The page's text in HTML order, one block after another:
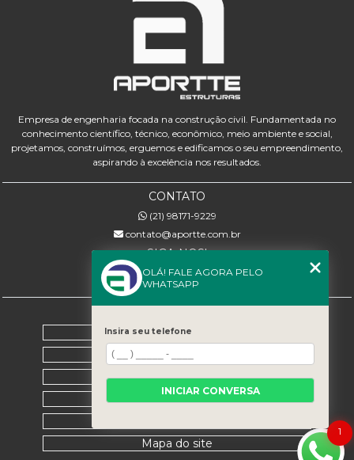
Empresa de engenharia focada na construção civil. Fundamentada no
conhecimento científico, técnico, econômico, meio ambiente e social,
projetamos, construímos, erguemos e edificamos o seu empreendimento,
aspirando à excelência nos resultados.
CONTATO
(21) 98171-9229
contato@aportte.com.br
SIGA-NOS!
Home
Sobre nós
Serviços
Contato
Mapa do site
1
OLÁ! FALE AGORA PELO
WHATSAPP
Insira seu telefone
INICIAR CONVERSA